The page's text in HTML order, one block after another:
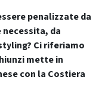
penalizzate da
da
Ci riferiamo
mette in
con la Costiera